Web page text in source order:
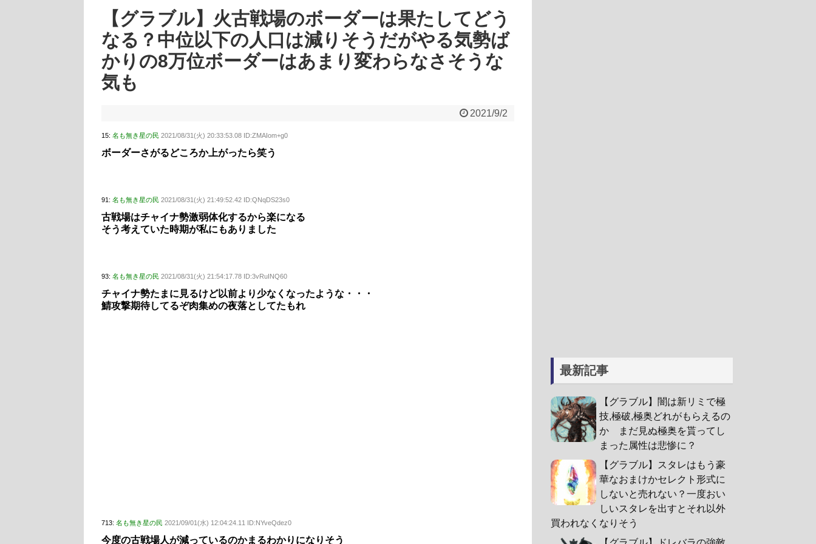
【グラブル】火古戦場のボーダーは果たしてどう
なる？中位以下の人口は減りそうだがやる気勢ば
かりの8万位ボーダーはあまり変わらなさそうな
気も
2021/9/2
15: 名も無き星の民 2021/08/31(火) 20:33:53.08 ID:ZMAIom+g0
ボーダーさがるどころか上がったら笑う
91: 名も無き星の民 2021/08/31(火) 21:49:52.42 ID:QNqDS23s0
古戦場はチャイナ勢激弱体化するから楽になる
そう考えていた時期が私にもありました
93: 名も無き星の民 2021/08/31(火) 21:54:17.78 ID:3vRuINQ60
チャイナ勢たまに見るけど以前より少なくなったような・・・
鯖攻撃期待してるぞ肉集めの夜落としてたもれ
713: 名も無き星の民 2021/09/01(水) 12:04:24.11 ID:NYveQdez0
今度の古戦場人が減っているのかまるわかりになりそう
最新記事
【グラブル】闇は新リミで極
技,極破,極奥どれがもらえるの
か まだ見ぬ極奥を貰ってし
まった属性は悲惨に？
【グラブル】スタレはもう豪
華なおまけかセレクト形式に
しないと売れない？一度おい
しいスタレを出すとそれ以外
買われなくなりそう